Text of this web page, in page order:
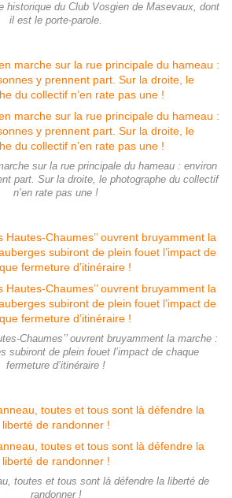
historique du Club Vosgien de Masevaux, dont
il est le porte-parole.
sur la rue principale du hameau : environ
part. Sur la droite, le photographe du collectif
n’en rate pas une !
Chaumes’’ ouvrent bruyamment la marche :
subiront de plein fouet l’impact de chaque
fermeture d’itinéraire !
toutes et tous sont là défendre la liberté de
randonner !